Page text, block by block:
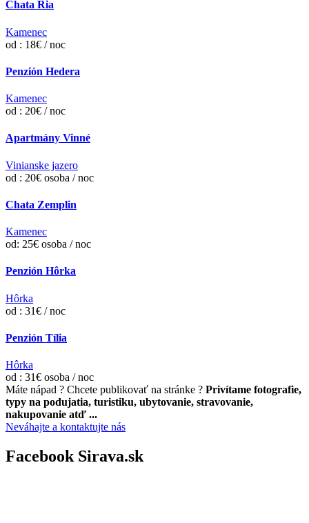
Chata Ria
Kamenec
od : 18€ / noc
Penzión Hedera
Kamenec
od : 20€ / noc
Apartmány Vinné
Vinianske jazero
od : 20€ osoba / noc
Chata Zemplin
Kamenec
od: 25€ osoba / noc
Penzión Hôrka
Hôrka
od : 31€ / noc
Penzión Tília
Hôrka
od : 31€ osoba / noc
Máte nápad ? Chcete publikovať na stránke ? Privítame fotografie,
typy na podujatia, turistiku, ubytovanie, stravovanie,
nakupovanie atď ...
Neváhajte a kontaktujte nás
Facebook Sirava.sk